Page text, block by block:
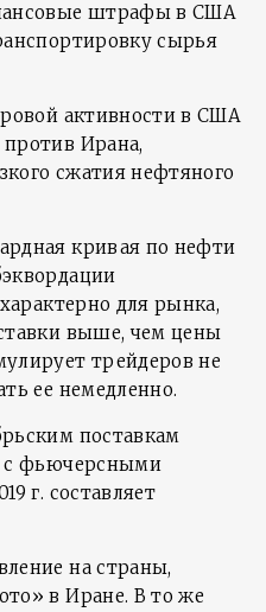
штрафы в США
сырья
активности в США
Ирана,
сжатия нефтяного
кривая по нефти
для рынка,
выше, чем цены
трейдеров не
ее немедленно.
поставкам
с фьючерсными
г. составляет
на страны,
в Иране. В то же